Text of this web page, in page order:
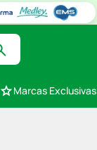
Marcas Exclusivas